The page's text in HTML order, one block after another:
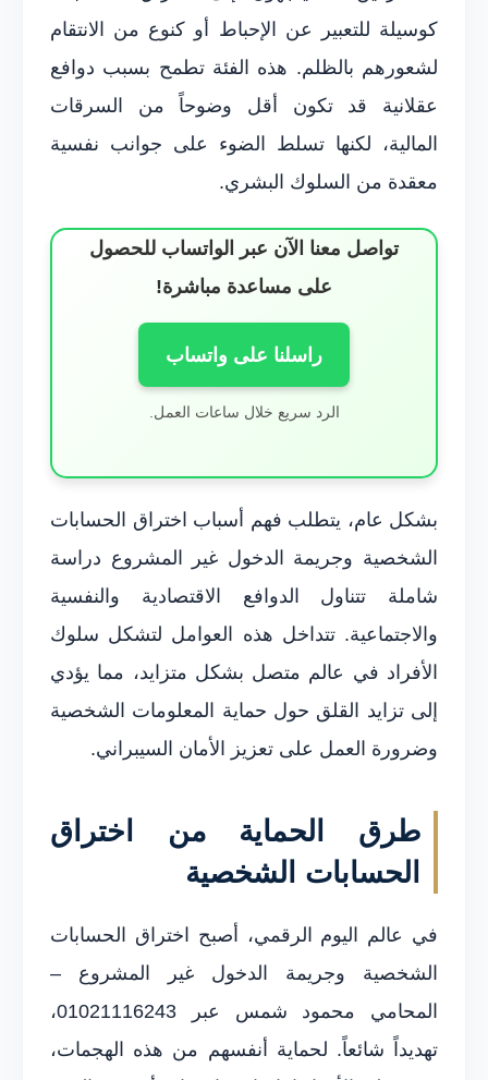
كوسيلة للتعبير عن الإحباط أو كنوع من الانتقام
لشعورهم بالظلم. هذه الفئة تطمح بسبب دوافع
عقلانية قد تكون أقل وضوحاً من السرقات
المالية، لكنها تسلط الضوء على جوانب نفسية
معقدة من السلوك البشري.
تواصل معنا الآن عبر الواتساب للحصول
على مساعدة مباشرة!
راسلنا على واتساب
الرد سريع خلال ساعات العمل.
بشكل عام، يتطلب فهم أسباب اختراق الحسابات
الشخصية وجريمة الدخول غير المشروع دراسة
شاملة تتناول الدوافع الاقتصادية والنفسية
والاجتماعية. تتداخل هذه العوامل لتشكل سلوك
الأفراد في عالم متصل بشكل متزايد، مما يؤدي
إلى تزايد القلق حول حماية المعلومات الشخصية
وضرورة العمل على تعزيز الأمان السيبراني.
طرق الحماية من اختراق
الحسابات الشخصية
في عالم اليوم الرقمي، أصبح اختراق الحسابات
الشخصية وجريمة الدخول غير المشروع –
المحامي محمود شمس عبر 01021116243،
تهديداً شائعاً. لحماية أنفسهم من هذه الهجمات،